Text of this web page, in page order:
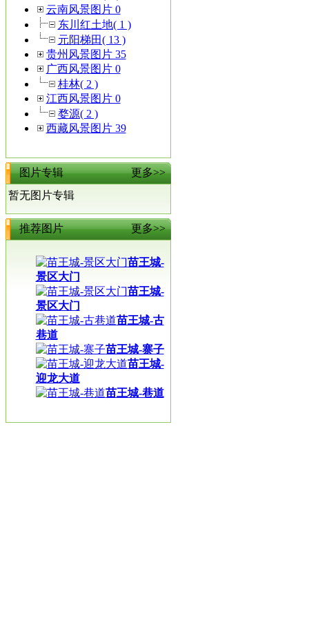
云南风景图片 0
东川红土地( 1 )
元阳梯田( 13 )
贵州风景图片 35
广西风景图片 0
桂林( 2 )
江西风景图片 0
婺源( 2 )
西藏风景图片 39
图片专辑
更多>>
暂无图片专辑
推荐图片 更多>>
苗王城-
景区大门
苗王城-
景区大门
苗王城-古
巷道
苗王城-寨子
苗王城-
迎龙大道
苗王城-巷道